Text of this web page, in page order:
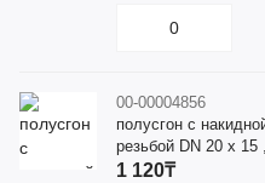
00-00004856
полусгон с
резьбой DN 20 x 15
1 120₸